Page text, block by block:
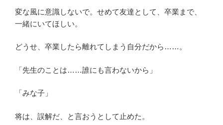
変な風に意識しないで。せめて友達として、卒業まで、
一緒にいてほしい。
どうせ、卒業したら離れてしまう自分だから……。
「先生のことは……誰にも言わないから」
「みな子」
将は、誤解だ、と言おうとして止めた。